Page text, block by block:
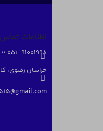
اطلاعات تماس
051-91001998 ؛؛ 09332700706
خراسان رضوی،